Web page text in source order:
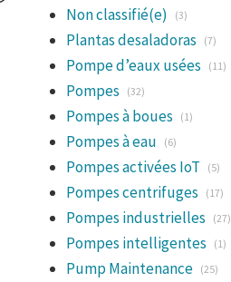
Non classifié(e) (3)
Plantas desaladoras (7)
Pompe d’eaux usées (11)
Pompes (32)
Pompes à boues (1)
Pompes à eau (6)
Pompes activées IoT (5)
Pompes centrifuges (17)
Pompes industrielles (27)
Pompes intelligentes (1)
Pump Maintenance (25)